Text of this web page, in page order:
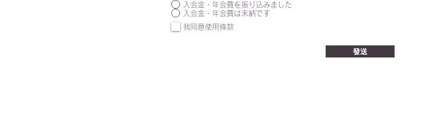
入会金・年会費を振り込みました
入会金・年会費は未納です
我同意使用條款
發送